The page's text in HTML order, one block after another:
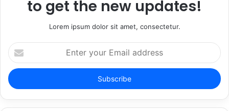
to get the new updates!
Lorem ipsum dolor sit amet, consectetur.
Enter
your
Email
address